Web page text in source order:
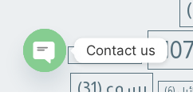
غفران الخطايا
(6) يسوع (31)
Contact us